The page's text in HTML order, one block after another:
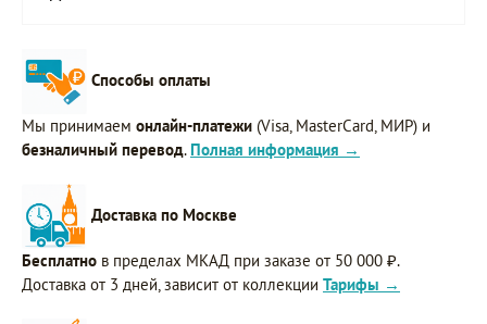
Способы оплаты
Мы принимаем онлайн-платежи (Visa, MasterCard, МИР) и
безналичный перевод. Полная информация →
Доставка по Москве
Бесплатно в пределах МКАД при заказе от 50 000 ₽.
Доставка от 3 дней, зависит от коллекции Тарифы →